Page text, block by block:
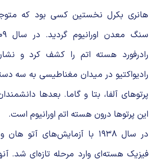
هانری بکرل نخستین کسی بود که
رادرفورد هسته اتم را کشف کرد و
رادیواکتیو در میدان مغناطیسی به سه
پرتوهای آلفا، بتا و گاما. بعدها
این پرتوها درون هسته اتم اورانیوم است.
در سال ۱۹۳۸ با آزمایش‌های
فیزیک هسته‌ای وارد مرحله تازه‌ای شد.